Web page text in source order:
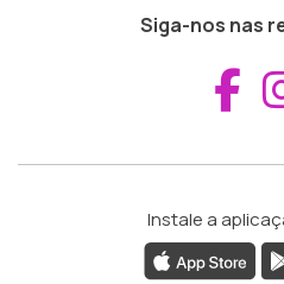
Siga-nos nas
Instale a